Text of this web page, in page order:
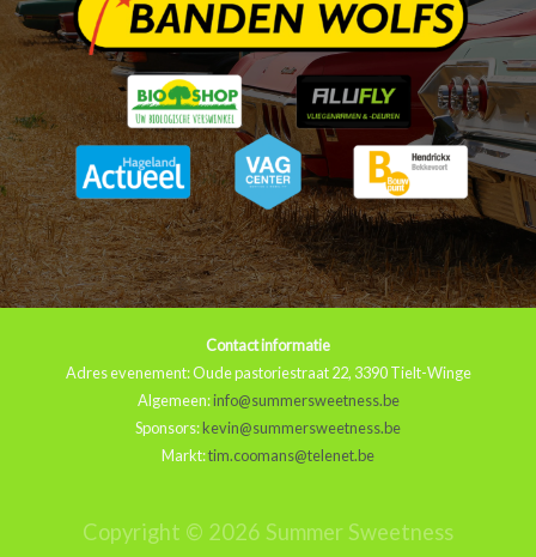
Contact informatie
Adres evenement: Oude pastoriestraat 22, 3390 Tielt-Winge
Algemeen:info@summersweetness.be
Sponsors:kevin@summersweetness.be
Markt:tim.coomans@telenet.be
Copyright © 2026 Summer Sweetness